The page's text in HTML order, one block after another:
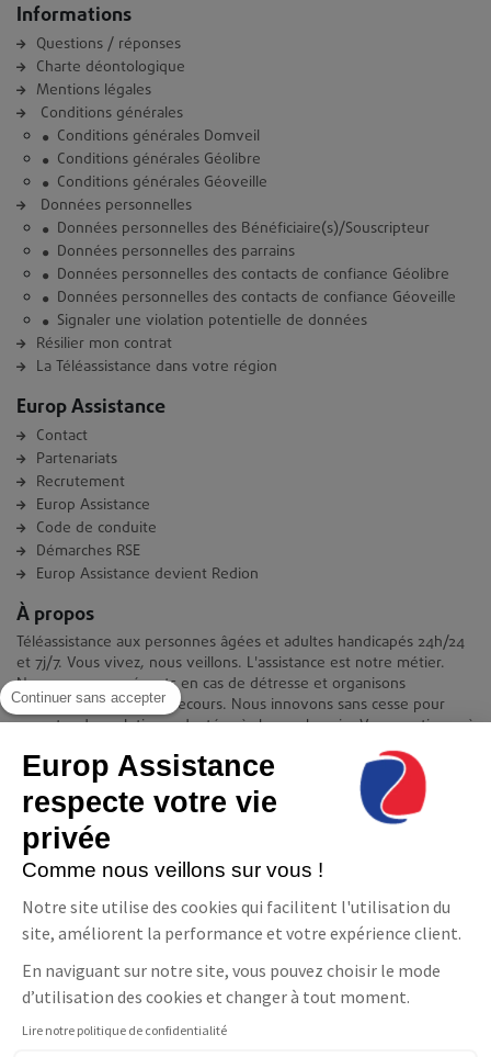
Continuer sans accepter
Europ Assistance
respecte votre vie
privée
Comme nous veillons sur vous !
Notre site utilise des cookies qui facilitent l'utilisation du
site, améliorent la performance et votre expérience client.
En naviguant sur notre site, vous pouvez choisir le mode
d’utilisation des cookies et changer à tout moment.
Lire notre politique de confidentialité
Informations
Questions / réponses
Charte déontologique
Mentions légales
Conditions générales
Conditions générales Domveil
Conditions générales Géolibre
Conditions générales Géoveille
Données personnelles
Données personnelles des Bénéficiaire(s)/Souscripteur
Données personnelles des parrains
Données personnelles des contacts de confiance Géolibre
Données personnelles des contacts de confiance Géoveille
Signaler une violation potentielle de données
Résilier mon contrat
La Téléassistance dans votre région
Europ Assistance
Contact
Partenariats
Recrutement
Europ Assistance
Code de conduite
Démarches RSE
Europ Assistance devient Redion
À propos
Téléassistance aux personnes âgées et adultes handicapés 24h/24
et 7j/7. Vous vivez, nous veillons. L'assistance est notre métier.
Nous sommes présents en cas de détresse et organisons
immédiatement votre secours. Nous innovons sans cesse pour
apporter des solutions adaptées à chaque besoin. Vous continuez à
Contact
Europ Assistance La Téléassistance
11-17 avenue François Mitterrand 93210 Saint-Denis
08 06 23 10 10(prix d'un appel local)
Suivez-nous
Facebook
LinkedInYouTube